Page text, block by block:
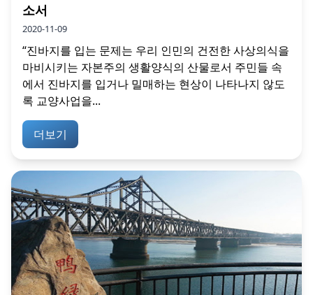
소서
2020-11-09
“진바지를 입는 문제는 우리 인민의 건전한 사상의식을
마비시키는 자본주의 생활양식의 산물로서 주민들 속
에서 진바지를 입거나 밀매하는 현상이 나타나지 않도
록 교양사업을...
더보기